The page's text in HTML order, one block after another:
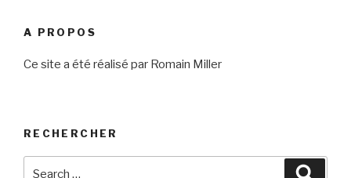
A PROPOS
Ce site a été réalisé par Romain Miller
RECHERCHER